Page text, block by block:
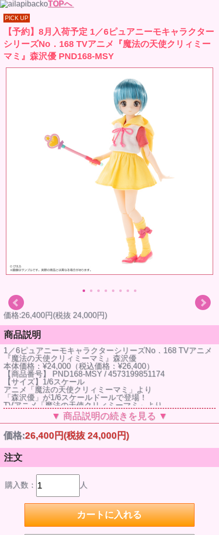
TOPへ
PICK UP
【予約】8月入荷予定 1／6ピュアニーモキャラクター
シリーズNo．168 TVアニメ『魔法の天使クリィミー
マミ』森沢優 PND168-MSY
価格:26,400円(税抜 24,000円)
商品説明
1／6ピュアニーモキャラクターシリーズNo．168 TVアニメ
『魔法の天使クリィミーマミ』森沢優
本体価格：¥24,000（税込価格：¥26,400）
【商品番号】 PND168-MSY / 4573199851174
【サイズ】1/6スケール
アニメ「魔法の天使クリィミーマミ」より
「森沢優」が1/6スケールドールで登場！
TVアニメ「魔法の天使クリィミーマミ」より
2010年に発売された「森沢優」ドールがフルリニューアル
今回は新たにドールアイ仕様の新規造形ヘッドを採用、
視線の変更によりさらに豊かなポージングにも対応可能にな
また衣装の縫製にも最新のノウハウを投入し、より作中に近
いシルエットを再現しました。
付属品にはおなじみのネガとポジ、魔法のステッキが付属。
数々の名シーンを貴方の手で。
※写真は監修中のサンプルです。実際の製品とは仕様の異な
る場合がございます。
ピュアニーモキャラクターシリーズNo.168
TVアニメ「魔法の天使クリィミーマミ」森沢優
【商品情報】
●頭 部：ソフビヘッド(植毛キャップ仕様、尾櫃瞳10mm装
▼ 商品説明の続きを見る ▼
価格:26,400円(税抜 24,000円)
注文
購入数： 人